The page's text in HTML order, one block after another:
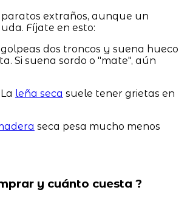
extraños, aunque un
Fíjate en esto:
dos troncos y suena hueco
Si suena sordo o "mate", aún
leña seca suele tener grietas en
seca pesa mucho menos
y cuánto cuesta ?